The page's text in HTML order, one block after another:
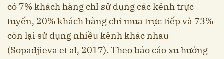
có 7% khách hàng chỉ sử dụng các kênh trực
tuyến, 20% khách hàng chỉ mua trực tiếp và 73%
còn lại sử dụng nhiều kênh khác nhau
(Sopadjieva et al, 2017). Theo báo cáo xu hướng